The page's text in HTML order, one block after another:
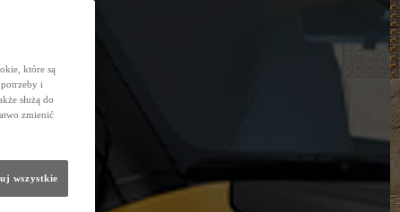
które są
i
służą do
zmienić
wszystkie